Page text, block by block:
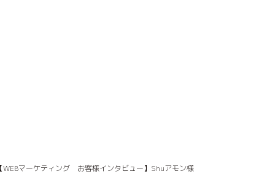
マーケティング お客様インタビュー】Shuアモン様